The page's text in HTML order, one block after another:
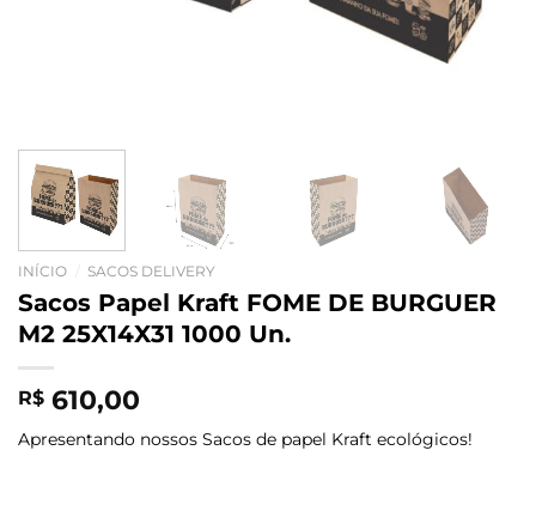
INÍCIO SACOS DELIVERY
Sacos Papel Kraft FOME DE BURGUER
M2 25X14X31 1000 Un.
R$ 610,00
Apresentando nossos Sacos de papel Kraft ecológicos!